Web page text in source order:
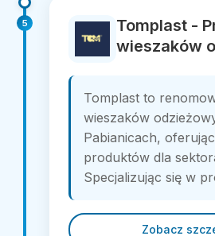
5
Tomplast -
wieszaków
Tomplast to
wieszaków
Pabianicach,
produktów dla
Specjalizując się w
Zobacz